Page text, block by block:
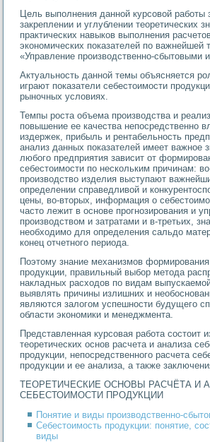
Цель выполнения данной курсовой работы
закреплении и углублении теоретических
практических навыков выполнения
экономических показателей по важнейшей
«Управление производственно-сбытовыми
Актуальность данной темы объясняется
играют показатели себестоимости
рыночных условиях.
Темпы роста объема производства и
повышение ее качества непосредственно
издержек, прибыль и рентабельность
анализ данных показателей имеет важное
любого предприятия зависит от
себестоимости по нескольким причинам:
производство изделия выступают
определении справедливой и
цены, во-вторых, информация о
часто лежит в основе прогнозирования и
производством и затратами и в-третьих,
необходимо для определения сальдо
конец отчетного периода.
Поэтому знание механизмов
продукции, правильный выбор метода
накладных расходов по видам
выявлять причины излишних и
являются залогом успешности будущего
области экономики и менеджмента.
Представленная курсовая работа состоит
теоретических основ расчета и анализа
продукции, непосредственного расчета
продукции и ее анализа, а также
ТЕОРЕТИЧЕСКИЕ ОСНОВЫ РАСЧЁТА И
СЕБЕСТОИМОСТИ ПРОДУКЦИИ
Понятие и виды производственно-
Себестоимость продукции: понятие,
виды